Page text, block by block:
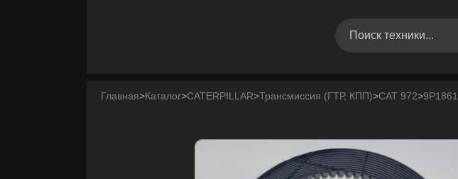
Главная>Каталог>CATERPILLAR>Трансмиссия (ГТР, КПП)>CAT 972>